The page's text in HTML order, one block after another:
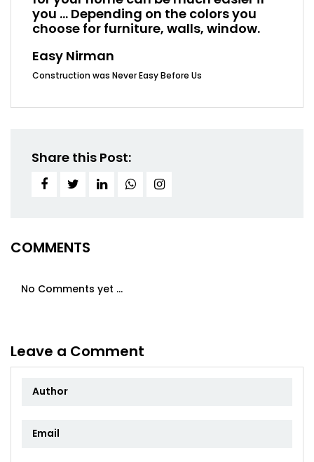
you ... Depending on the colors you
choose for furniture, walls, window.
Easy Nirman
Construction was Never Easy Before Us
Share this Post:
COMMENTS
No Comments yet ...
Leave a Comment